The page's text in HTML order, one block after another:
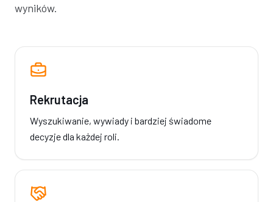
wyników.
Rekrutacja
Wyszukiwanie, wywiady i bardziej świadome
decyzje dla każdej roli.